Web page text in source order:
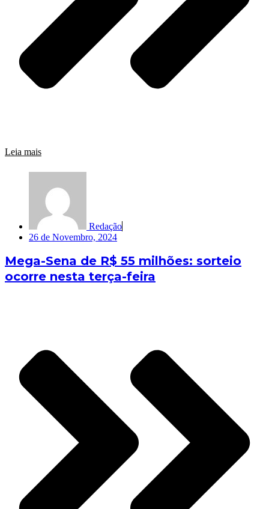
Leia mais
Redação
26 de Novembro, 2024
Mega-Sena de R$ 55 milhões: sorteio
ocorre nesta terça-feira